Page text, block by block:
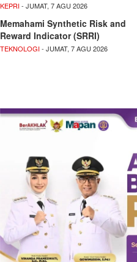
KEPRI- JUMAT, 7 AGU 2026
Memahami Synthetic Risk and
Reward Indicator (SRRI)
TEKNOLOGI- JUMAT, 7 AGU 2026